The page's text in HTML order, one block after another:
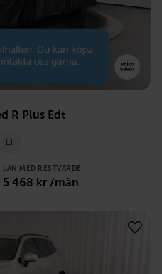
R Plus Edt
El
LÅN MED RESTVÄRDE
5 468 kr /mån